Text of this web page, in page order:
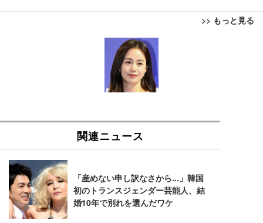
>> もっと見る
[EdoErgo] オフィスチェア 椅子 テレワーク 疲れな
い 跳ね上げ式アームレスト コンパクト 約105度ロッ
キング pc 事務椅子 360度回転 座面昇降 強化ナイロ
ン樹脂ベース 通気性メッシュ 在宅ワーク H-WY01
(黒網+黒枠+黒足)
ュチェア 人間工学 疲れない ブラック
￥27,999
Sezlife オフィスチェア デスクチェア 疲れない テレ
ワーク チェア 強化バックレスト 30度ロッキング機
能 人間工学 椅子 腰サポート 90度跳ね上げ式アーム
EIZO ビジネス向けプレミアムモニター | FlexScan
EV3240X-WT | 31.5型4K UHD・USB Type-C・ホワ
EV2740X-WT | 27.0型4K UHD・USB Type-C・ホワ
イト
￥109,572
【純正品】27"ゲーミングモニター DualSense 充電
フック付き（CFI-ZDM1J）
Amazonベーシック ペットシーツ 薄型 レギュラー 1
回使い捨て 無香料 ホワイト 300枚
x2袋(84枚) ホワイト(吸収面:ライトブルー)
￥3,234
ネオ・ルーライフ ネオ・オムツ L 中型犬用 26枚入
り 単品